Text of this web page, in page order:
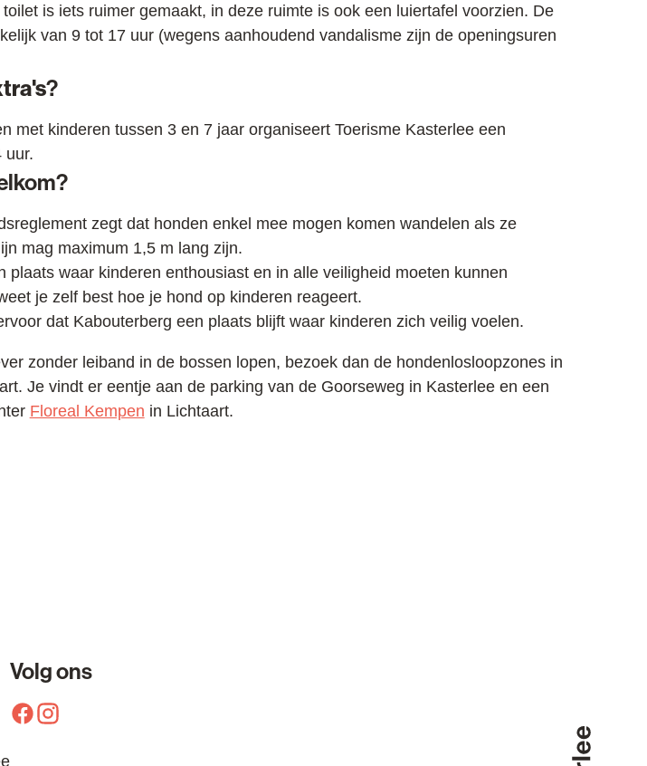
is iets ruimer gemaakt, in deze ruimte is ook een luiertafel voorzien. De
van 9 tot 17 uur (wegens aanhoudend vandalisme zijn de openingsuren
?
met kinderen tussen 3 en 7 jaar organiseert Toerisme Kasterlee een
uur.
zegt dat honden enkel mee mogen komen wandelen als ze
mag maximum 1,5 m lang zijn.
plaats waar kinderen enthousiast en in alle veiligheid moeten kunnen
je zelf best hoe je hond op kinderen reageert.
dat Kabouterberg een plaats blijft waar kinderen zich veilig voelen.
zonder leiband in de bossen lopen, bezoek dan de hondenlosloopzones in
Je vindt er eentje aan de parking van de Goorseweg in Kasterlee en een
Floreal Kempen in Lichtaart.
Volg ons
Facebook
Instagram Terug